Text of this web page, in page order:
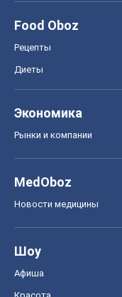
Food Oboz
Рецепты
Диеты
Экономика
Рынки и компании
MedOboz
Новости медицины
Шоу
Афиша